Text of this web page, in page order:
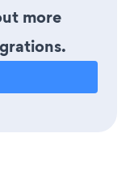
more